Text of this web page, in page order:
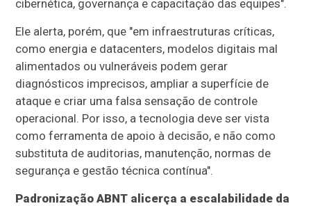
cibernética, governança e capacitação das equipes".
Ele alerta, porém, que "em infraestruturas críticas,
como energia e datacenters, modelos digitais mal
alimentados ou vulneráveis podem gerar
diagnósticos imprecisos, ampliar a superfície de
ataque e criar uma falsa sensação de controle
operacional. Por isso, a tecnologia deve ser vista
como ferramenta de apoio à decisão, e não como
substituta de auditorias, manutenção, normas de
segurança e gestão técnica contínua".
Padronização ABNT alicerça a escalabilidade da